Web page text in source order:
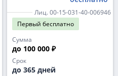
Лиц. 00-15-031-40-006946
Первый бесплатно
Сумма
до 100 000 ₽
Срок
до 365 дней